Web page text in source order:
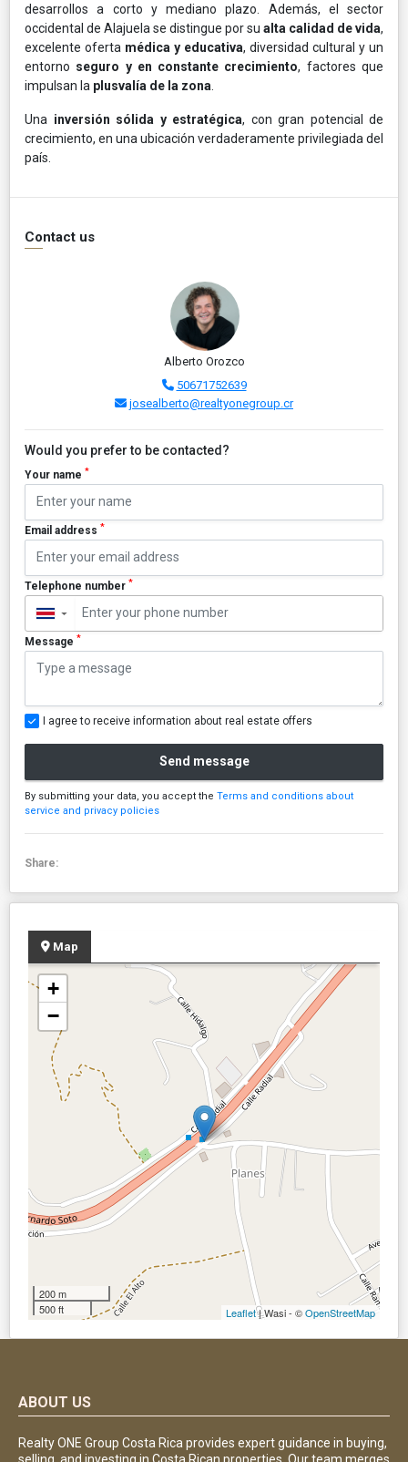
desarrollos a corto y mediano plazo. Además, el sector
occidental de Alajuela se distingue por su alta calidad de vida,
excelente oferta médica y educativa, diversidad cultural y un
entorno seguro y en constante crecimiento, factores que
impulsan la plusvalía de la zona
Una inversión sólida y estratégica, con gran potencial de
crecimiento, en una ubicación verdaderamente privilegiada del
país.
Contact us
Alberto Orozco
50671752639
josealberto@realtyonegroup.cr
Would you prefer to be contacted?
Your name *
Email address *
Telephone number *
▼
Message *
I agree to receive information about real estate offers
Send message
By submitting your data, you accept the Terms and conditions about
service and privacy policies
Share:
Map
+
−
200 m
500 ft
Leaflet| Wasi - ©OpenStreetMap
ABOUT US
Realty ONE Group Costa Rica provides expert guidance in buying,
selling, and investing in Costa Rican properties. Our team merges